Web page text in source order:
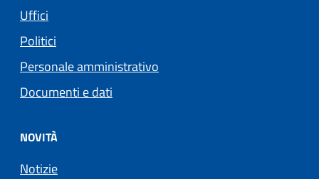
Uffici
Politici
Personale amministrativo
Documenti e dati
NOVITÀ
Notizie